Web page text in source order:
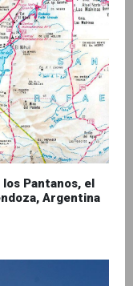
Pantanos, el
Argentina